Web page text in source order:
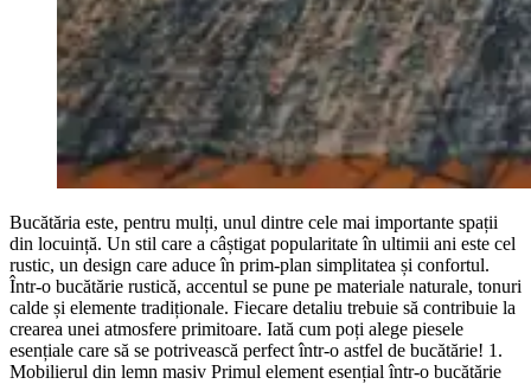
Bucătăria este, pentru mulți, unul dintre cele mai importante spații
din locuință. Un stil care a câștigat popularitate în ultimii ani este cel
rustic, un design care aduce în prim-plan simplitatea și confortul.
Într-o bucătărie rustică, accentul se pune pe materiale naturale, tonuri
calde și elemente tradiționale. Fiecare detaliu trebuie să contribuie la
crearea unei atmosfere primitoare. Iată cum poți alege piesele
esențiale care să se potrivească perfect într-o astfel de bucătărie! 1.
Mobilierul din lemn masiv Primul element esențial într-o bucătărie